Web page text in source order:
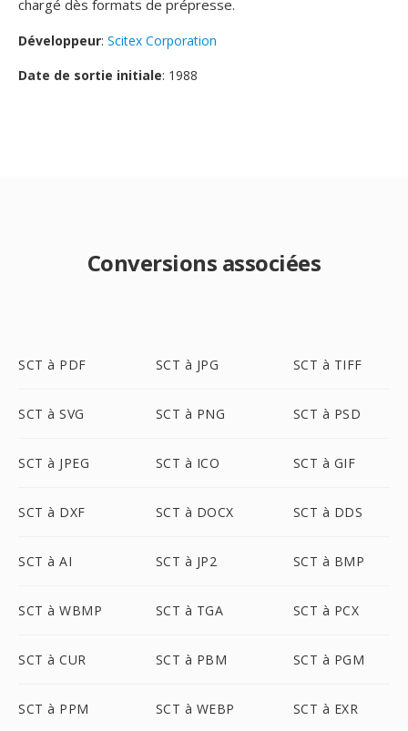
chargé dès formats de prépresse.
Développeur: Scitex Corporation
Date de sortie initiale: 1988
Conversions associées
SCT à PDF SCT à JPG SCT à TIFF
SCT à SVG SCT à PNG SCT à PSD
SCT à JPEG SCT à ICO SCT à GIF
SCT à DXF SCT à DOCX SCT à DDS
SCT à AI SCT à JP2 SCT à BMP
SCT à WBMP SCT à TGA SCT à PCX
SCT à CUR SCT à PBM SCT à PGM
SCT à PPM SCT à WEBP SCT à EXR